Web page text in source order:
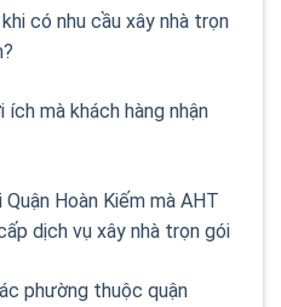
có nhu cầu xây nhà trọn
ích mà khách hàng nhận
Hoàn Kiếm mà AHT
dịch vụ xây nhà trọn gói
phường thuộc quận